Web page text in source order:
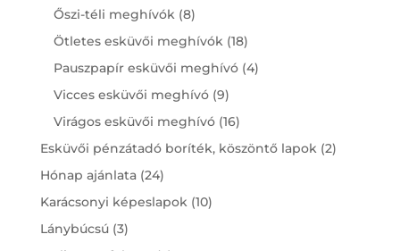
Őszi-téli meghívók 88
products
Ötletes esküvői meghívók 1818
products
Pauszpapír esküvői meghívó 44
Vicces esküvői meghívó 99
products
Virágos esküvői meghívó 1616
products
Esküvői pénzátadó boríték, köszöntő lapok 22
Hónap ajánlata 2424
products
Karácsonyi képeslapok 1010
Lánybúcsú 33